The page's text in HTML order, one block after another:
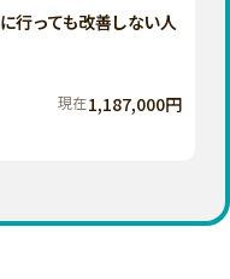
千葉
神奈川
石川
行っても改善しない人
現在1,187,000円